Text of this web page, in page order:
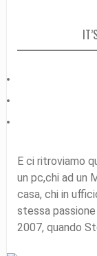
E ci ritroviamo
un pc,chi ad un
casa, chi in
stessa
2007, quando